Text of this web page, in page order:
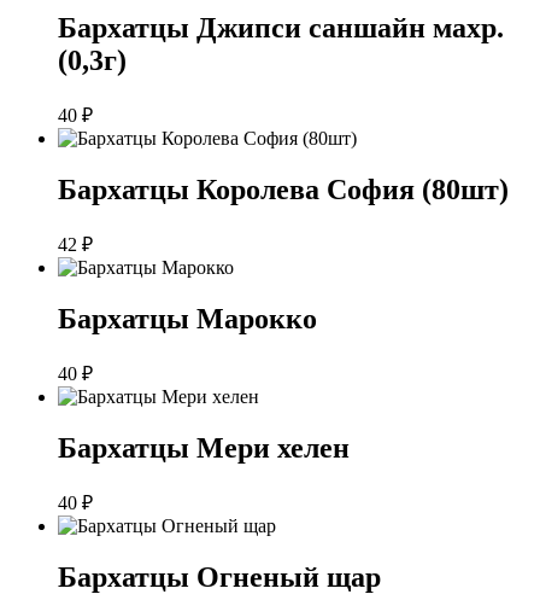
Бархатцы Джипси саншайн махр.
(0,3г)
40 ₽
Бархатцы Королева София (80шт)
42 ₽
Бархатцы Марокко
40 ₽
Бархатцы Мери хелен
40 ₽
Бархатцы Огненый щар